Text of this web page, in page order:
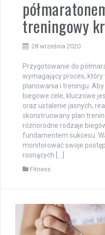
treningowy
28 września 2020
Przygotowanie do
wymagający proces,
planowania i treningu.
biegowe cele, kluczowe
oraz ustalenie jasnych,
skonstruowany plan
różnorodne rodzaje
fundamentem sukcesu.
monitorować swoje
rosnących […]
Fitness